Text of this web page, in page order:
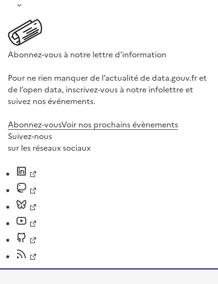
Abonnez-vous à notre lettre d'information
Pour ne rien manquer de l’actualité de data.gouv.fr et
de l’open data, inscrivez-vous à notre infolettre et
suivez nos événements.
Abonnez-vousVoir nos prochains évènements
Suivez-nous
sur les réseaux sociaux